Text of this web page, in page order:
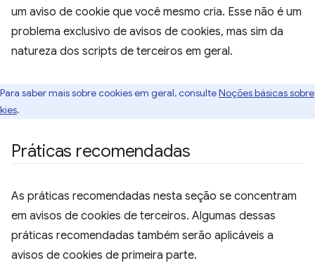
um aviso de cookie que você mesmo cria. Esse não é um
problema exclusivo de avisos de cookies, mas sim da
natureza dos scripts de terceiros em geral.
Para saber mais sobre cookies em geral, consulteNoções básicas sobre
.
Práticas recomendadas
As práticas recomendadas nesta seção se concentram
em avisos de cookies de terceiros. Algumas dessas
práticas recomendadas também serão aplicáveis a
avisos de cookies de primeira parte.